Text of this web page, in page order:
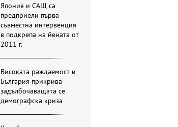
Япония и САЩ са
предприели първа
съвместна интервенция
в подкрепа на йената от
2011 г.
Високата раждаемост в
България прикрива
задълбочаващата се
демографска криза